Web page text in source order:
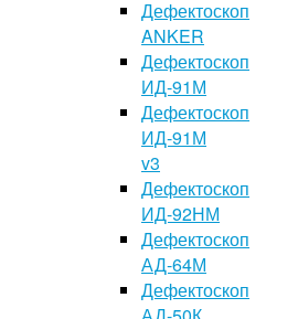
Дефектоскоп
ANKER
Дефектоскоп
ИД-91М
Дефектоскоп
ИД-91М
v3
Дефектоскоп
ИД-92НМ
Дефектоскоп
АД-64М
Дефектоскоп